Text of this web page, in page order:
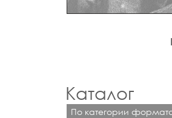
Каталог
По категории